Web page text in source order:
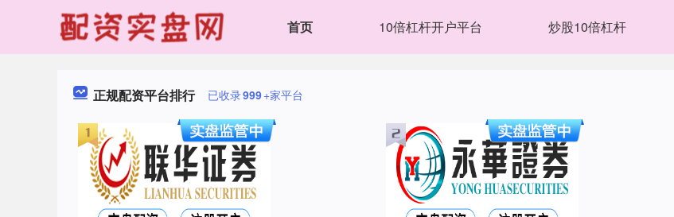
首页 10倍杠杆开户平台 炒股10倍杠杆
正规配资平台排行 已收录999+家平台